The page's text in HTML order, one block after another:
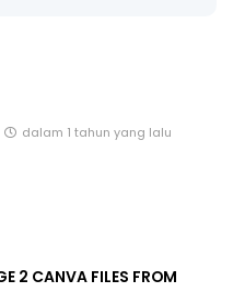
dalam 1 tahun yang lalu
2 CANVA FILES FROM